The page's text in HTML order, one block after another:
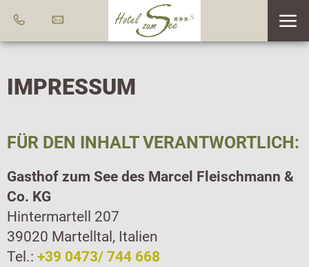
IMPRESSUM
FÜR DEN INHALT VERANTWORTLICH:
Gasthof zum See des Marcel Fleischmann &
Co. KG
Hintermartell 207
39020 Martelltal, Italien
Tel.: +39 0473/ 744 668